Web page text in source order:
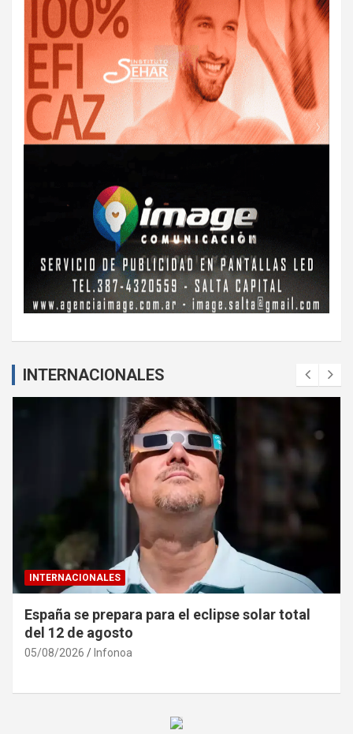
INTERNACIONALES
INTERNACIONALES
España se prepara para el eclipse solar total
del 12 de agosto
05/08/2026 Infonoa